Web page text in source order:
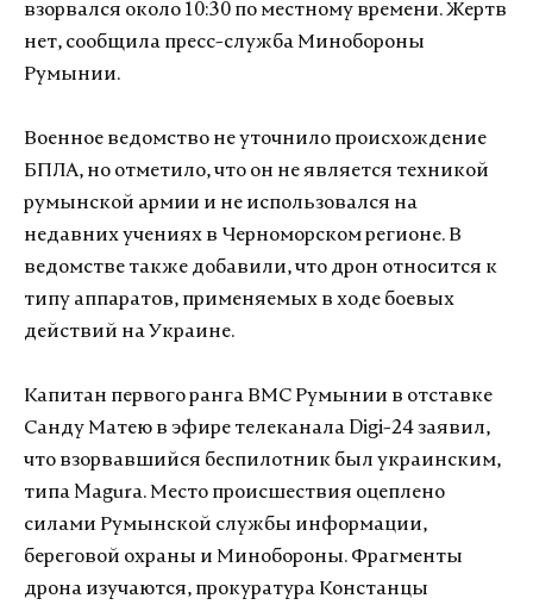
взорвался около 10:30 по местному времени. Жертв
нет, сообщила пресс-служба Минобороны
Румынии.
Военное ведомство не уточнило происхождение
БПЛА, но отметило, что он не является техникой
румынской армии и не использовался на
недавних учениях в Черноморском регионе. В
ведомстве также добавили, что дрон относится к
типу аппаратов, применяемых в ходе боевых
действий на Украине.
Капитан первого ранга ВМС Румынии в отставке
Санду Матею в эфире телеканала Digi-24 заявил,
что взорвавшийся беспилотник был украинским,
типа Magura. Место происшествия оцеплено
силами Румынской службы информации,
береговой охраны и Минобороны. Фрагменты
дрона изучаются, прокуратура Констанцы